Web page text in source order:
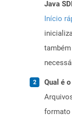
Java
Início
Qual é
formato